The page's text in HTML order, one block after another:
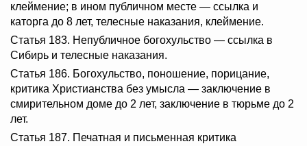
клеймение; в ином публичном месте — ссылка и
каторга до 8 лет, телесные наказания, клеймение.
Статья 183. Непубличное богохульство — ссылка в
Сибирь и телесные наказания.
Статья 186. Богохульство, поношение, порицание,
критика Христианства без умысла — заключение в
смирительном доме до 2 лет, заключение в тюрьме до 2
лет.
Статья 187. Печатная и письменная критика